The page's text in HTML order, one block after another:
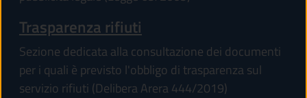
Trasparenza rifiuti
Sezione dedicata alla consultazione dei documenti
per i quali è previsto l'obbligo di trasparenza sul
servizio rifiuti (Delibera Arera 444/2019)